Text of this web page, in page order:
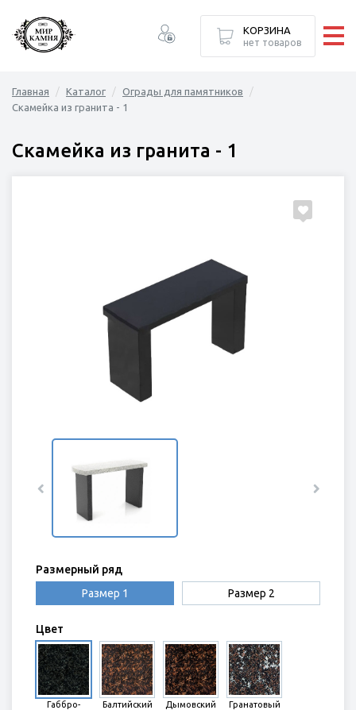
Главная Каталог
Ограды для памятников
Скамейка из гранита - 1
Скамейка из гранита - 1
Размерный ряд
Размер 1
Размер 2
Цвет
Габбро-
Балтийский Дымовский
Гранатовый
КОРЗИНА
нет товаров
Каталог
НАДГРОБИЯ
ГРАНИТНЫЕ КОМПЛЕКСЫ
ДОПОЛНИТЕЛЬНЫЙ ДЕКОР
ОГРАДЫ И СКАМЕЙКИ
СТРОИТЕЛЬСТВО
ЭЛЕМЕНТЫ ИЗ ГРАНИТА